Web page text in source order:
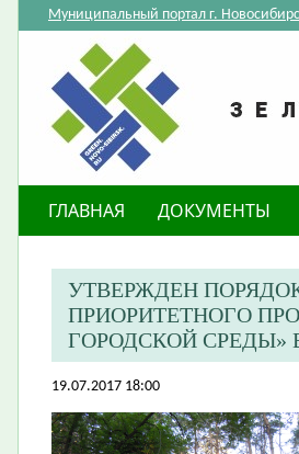
Муниципальный портал г.
ГЛАВНАЯ ДОКУМЕНТЫ
УТВЕРЖДЕН
ПРИОРИТЕТНОГО
ГОРОДСКОЙ СРЕДЫ»
19.07.2017 18:00